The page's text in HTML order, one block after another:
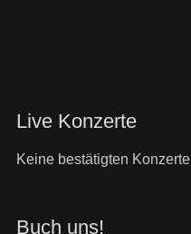
Live Konzerte
Keine bestätigten Konzerte
Buch uns!